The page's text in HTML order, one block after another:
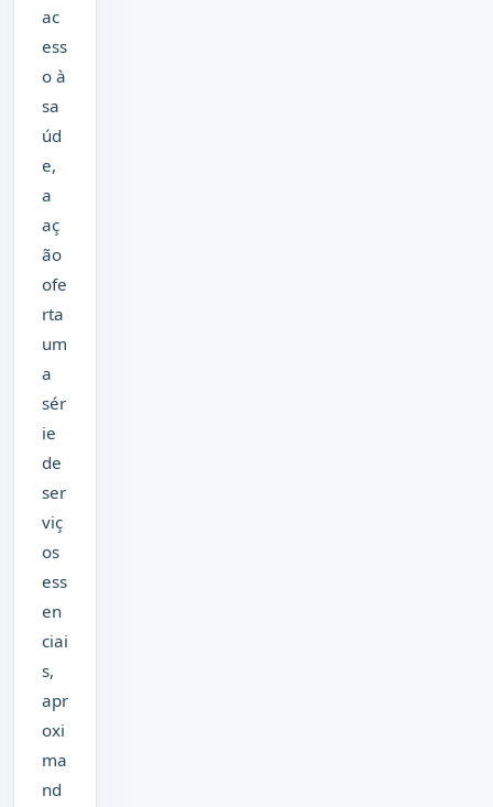
ac
ess
o à
sa
úd
e,
a
aç
ão
ofe
rta
um
a
sér
ie
de
ser
viç
os
ess
en
ciai
s,
apr
oxi
ma
nd